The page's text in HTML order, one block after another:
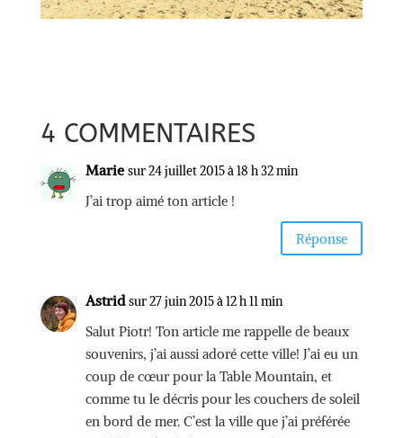
4 COMMENTAIRES
Marie sur 24 juillet 2015 à 18 h 32 min
J’ai trop aimé ton article !
Réponse
Astrid sur 27 juin 2015 à 12 h 11 min
Salut Piotr! Ton article me rappelle de beaux
souvenirs, j’ai aussi adoré cette ville! J’ai eu un
coup de cœur pour la Table Mountain, et
comme tu le décris pour les couchers de soleil
en bord de mer. C’est la ville que j’ai préférée